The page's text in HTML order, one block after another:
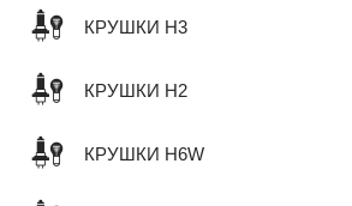
КРУШКИ H3
КРУШКИ H2
КРУШКИ H6W